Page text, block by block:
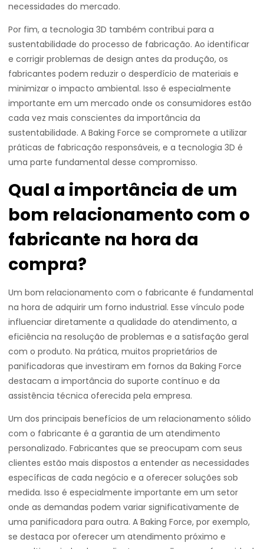
necessidades do mercado.
Por fim, a tecnologia 3D também contribui para a
sustentabilidade do processo de fabricação. Ao identificar
e corrigir problemas de design antes da produção, os
fabricantes podem reduzir o desperdício de materiais e
minimizar o impacto ambiental. Isso é especialmente
importante em um mercado onde os consumidores estão
cada vez mais conscientes da importância da
sustentabilidade. A Baking Force se compromete a utilizar
práticas de fabricação responsáveis, e a tecnologia 3D é
uma parte fundamental desse compromisso.
Qual a importância de um
bom relacionamento com o
fabricante na hora da
compra?
Um bom relacionamento com o fabricante é fundamental
na hora de adquirir um forno industrial. Esse vínculo pode
influenciar diretamente a qualidade do atendimento, a
eficiência na resolução de problemas e a satisfação geral
com o produto. Na prática, muitos proprietários de
panificadoras que investiram em fornos da Baking Force
destacam a importância do suporte contínuo e da
assistência técnica oferecida pela empresa.
Um dos principais benefícios de um relacionamento sólido
com o fabricante é a garantia de um atendimento
personalizado. Fabricantes que se preocupam com seus
clientes estão mais dispostos a entender as necessidades
específicas de cada negócio e a oferecer soluções sob
medida. Isso é especialmente importante em um setor
onde as demandas podem variar significativamente de
uma panificadora para outra. A Baking Force, por exemplo,
se destaca por oferecer um atendimento próximo e